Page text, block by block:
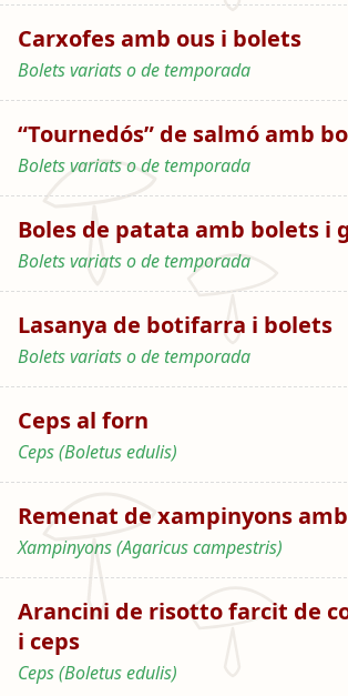
Carxofes amb ous i bolets
Bolets variats o de temporada
“Tournedós” de salmó amb
Bolets variats o de temporada
Boles de patata amb bolets i
Bolets variats o de temporada
Lasanya de botifarra i bolets
Bolets variats o de temporada
Ceps al forn
Ceps (Boletus edulis)
Remenat de xampinyons
Xampinyons (Agaricus campestris)
Arancini de risotto farcit de
i ceps
Ceps (Boletus edulis)